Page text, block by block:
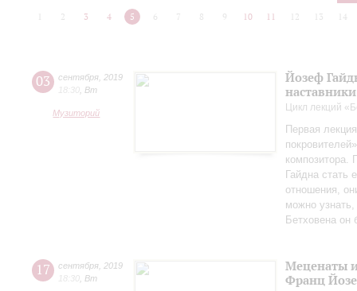
2 3 4 5 6 7 8 9 10 11 12 13 14
03 сентября 2019
18:30 Вт
Музиторий
Йозеф
Цикл лекций
Первая
композитора.
Гайдна стать
отношения,
можно
Бетховена
17 сентября 2019
18:30 Вт
Меценаты
Франц